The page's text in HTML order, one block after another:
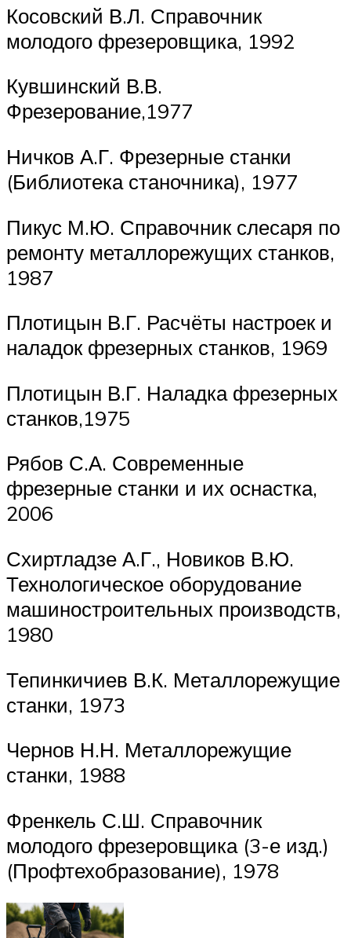
Косовский В.Л. Справочник
молодого фрезеровщика, 1992
Кувшинский В.В.
Фрезерование,1977
Ничков А.Г. Фрезерные станки
(Библиотека станочника), 1977
Пикус М.Ю. Справочник слесаря по
ремонту металлорежущих станков,
1987
Плотицын В.Г. Расчёты настроек и
наладок фрезерных станков, 1969
Плотицын В.Г. Наладка фрезерных
станков,1975
Рябов С.А. Современные
фрезерные станки и их оснастка,
2006
Схиртладзе А.Г., Новиков В.Ю.
Технологическое оборудование
машиностроительных производств,
1980
Тепинкичиев В.К. Металлорежущие
станки, 1973
Чернов Н.Н. Металлорежущие
станки, 1988
Френкель С.Ш. Справочник
молодого фрезеровщика (3-е изд.)
(Профтехобразование), 1978